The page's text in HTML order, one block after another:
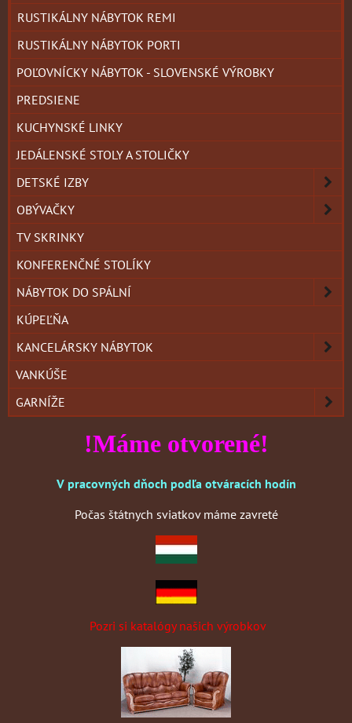
RUSTIKÁLNY NÁBYTOK REMI
RUSTIKÁLNY NÁBYTOK PORTI
POĽOVNÍCKY NÁBYTOK - SLOVENSKÉ VÝROBKY
PREDSIENE
KUCHYNSKÉ LINKY
JEDÁLENSKÉ STOLY A STOLIČKY
DETSKÉ IZBY
OBÝVAČKY
TV SKRINKY
KONFERENČNÉ STOLÍKY
NÁBYTOK DO SPÁLNÍ
KÚPEĽŇA
KANCELÁRSKY NÁBYTOK
VANKÚŠE
GARNÍŽE
!Máme otvorené!
V pracovných dňoch podľa otváracích hodín
Počas štátnych sviatkov máme zavreté
Pozri si katalógy našich výrobkov